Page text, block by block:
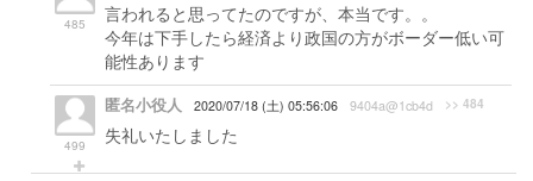
485
言われると思ってたのですが、本当です。。
今年は下手したら経済より政国の方がボーダー低い可
能性あります
499
匿名小役人 2020/07/18 (土) 05:56:06 9404a@1cb4d >> 484
失礼いたしました